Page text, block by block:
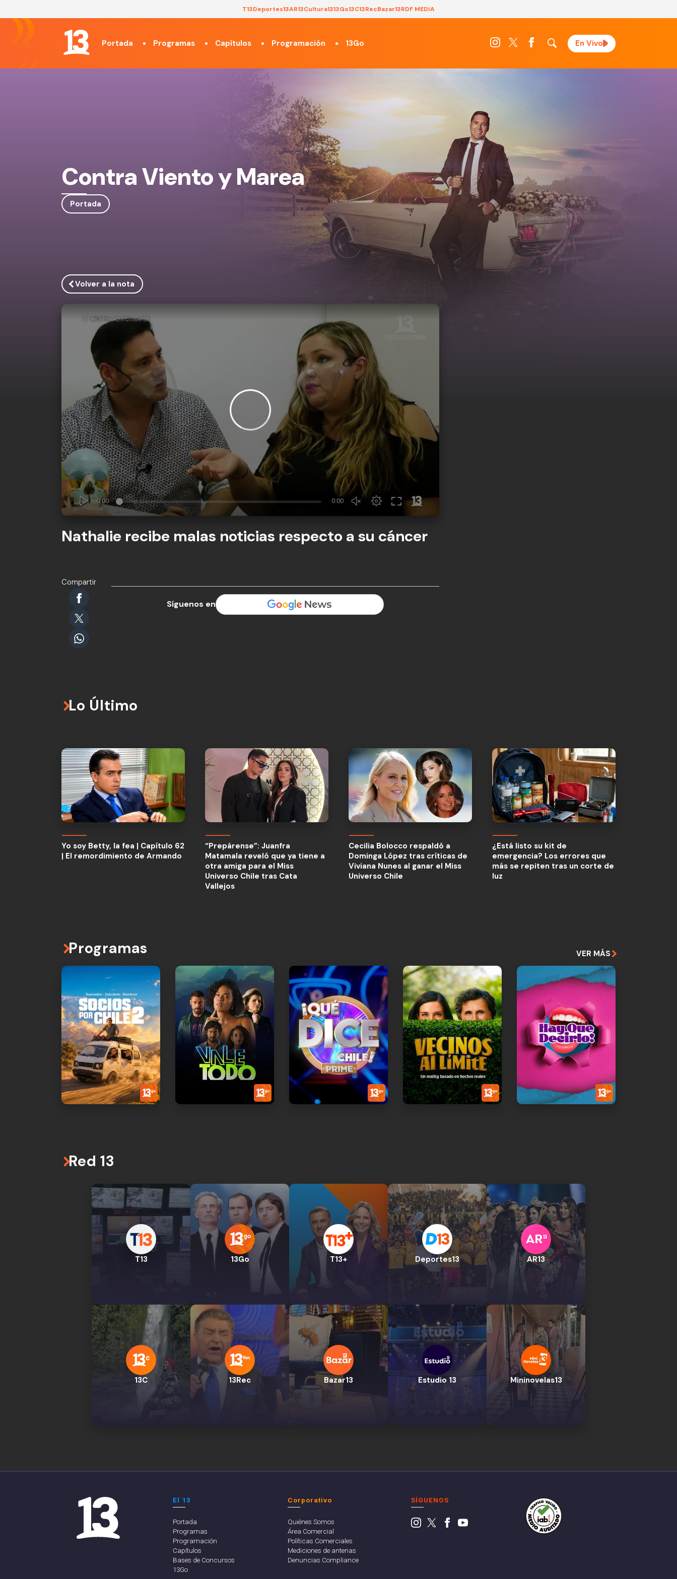
T13Deportes13AR13Cultura1313Go13C13RecBazar13RDF MEDIA
Portada Programas Capítulos Programación 13Go En Vivo
Contra Viento y Marea
Portada
Volver a la nota
Nathalie recibe malas noticias respecto a su cáncer
Compartir
Síguenos en
Lo Último
| El remordimiento de Armando
Yo soy Betty, la fea | Capítulo 62
| El remordimiento de Armando
“Prepárense”: Juanfra
Matamala reveló que ya tiene a
otra amiga para el Miss
Universo Chile tras Cata
Vallejos
Dominga López tras críticas de
Viviana Nunes al ganar el Miss
Universo Chile
Cecilia Bolocco respaldó a
Dominga López tras críticas de
Viviana Nunes al ganar el Miss
Universo Chile
¿Está listo su kit de
emergencia? Los errores que
más se repiten tras un corte de
luz
Programas VER MÁS
Red 13
T13 13Go T13+ Deportes13 AR13
13C 13Rec Bazar13 Estudio 13 Mininovelas13
El 13
Portada
Programas
Programación
Capítulos
Bases de Concursos
13Go
Corporativo
Quiénes Somos
Área Comercial
Políticas Comerciales
Mediciones de antenas
Denuncias Compliance
SÍGUENOS